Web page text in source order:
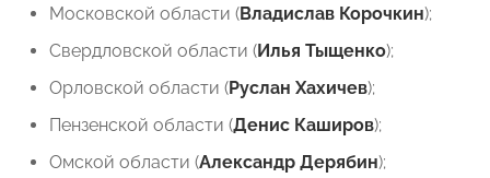
Московской области (Владислав Корочкин);
Свердловской области (Илья Тыщенко);
Орловской области (Руслан Хахичев);
Пензенской области (Денис Каширов);
Омской области (Александр Дерябин);